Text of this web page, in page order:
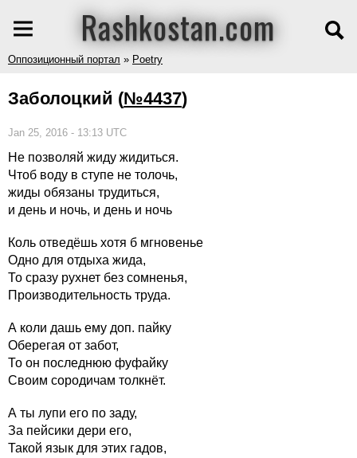
Rashkostan.com
Оппозиционный портал » Poetry
Заболоцкий (№4437)
Jan 25, 2016 - 13:13 UTC
Не позволяй жиду жидиться.
Чтоб воду в ступе не толочь,
жиды обязаны трудиться,
и день и ночь, и день и ночь
Коль отведёшь хотя б мгновенье
Одно для отдыха жида,
То сразу рухнет без сомненья,
Производительность труда.
А коли дашь ему доп. пайку
Оберегая от забот,
То он последнюю фуфайку
Своим сородичам толкнёт.
А ты лупи его по заду,
За пейсики дери его,
Такой язык для этих гадов,